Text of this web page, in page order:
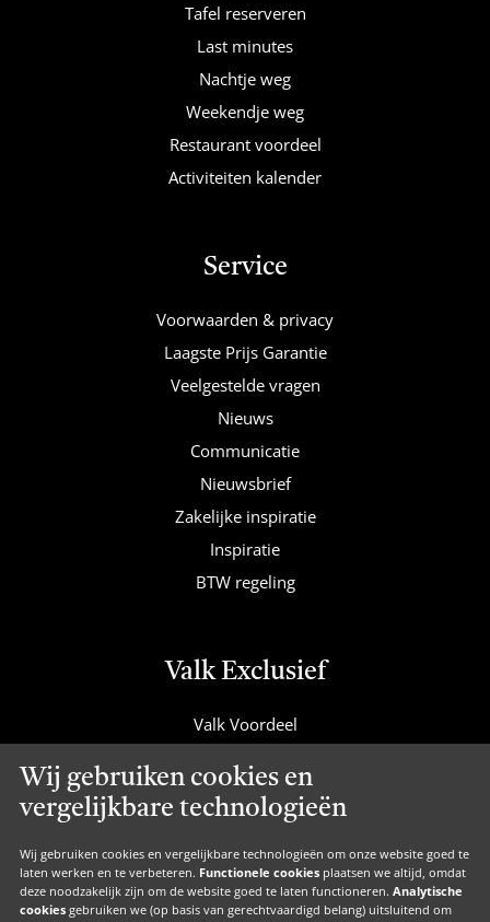
Wij gebruiken cookies en
vergelijkbare technologieën
Wij gebruiken cookies en vergelijkbare technologieën om onze website goed te
laten werken en te verbeteren. Functionele cookies plaatsen we altijd, omdat
deze noodzakelijk zijn om de website goed te laten functioneren. Analytische
cookies gebruiken we (op basis van gerechtvaardigd belang) uitsluitend om
Tafel reserveren
Last minutes
Nachtje weg
Weekendje weg
Restaurant voordeel
Activiteiten kalender
Service
Voorwaarden & privacy
Laagste Prijs Garantie
Veelgestelde vragen
Nieuws
Communicatie
Nieuwsbrief
Zakelijke inspiratie
Inspiratie
BTW regeling
Valk Exclusief
Valk Voordeel
Valk Suites
Valk Jobs
Valk Exclusief Membership
Valk Voor Thuis